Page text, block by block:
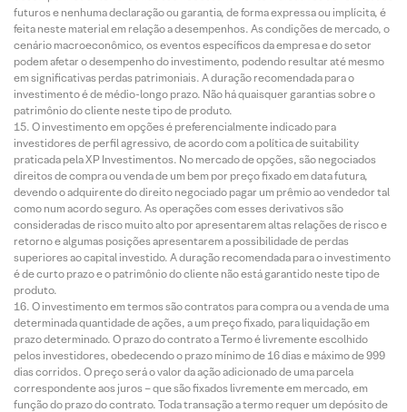
futuros e nenhuma declaração ou garantia, de forma expressa ou implícita, é
feita neste material em relação a desempenhos. As condições de mercado, o
cenário macroeconômico, os eventos específicos da empresa e do setor
podem afetar o desempenho do investimento, podendo resultar até mesmo
em significativas perdas patrimoniais. A duração recomendada para o
investimento é de médio-longo prazo. Não há quaisquer garantias sobre o
patrimônio do cliente neste tipo de produto.
O investimento em opções é preferencialmente indicado para
investidores de perfil agressivo, de acordo com a política de suitability
praticada pela XP Investimentos. No mercado de opções, são negociados
direitos de compra ou venda de um bem por preço fixado em data futura,
devendo o adquirente do direito negociado pagar um prêmio ao vendedor tal
como num acordo seguro. As operações com esses derivativos são
consideradas de risco muito alto por apresentarem altas relações de risco e
retorno e algumas posições apresentarem a possibilidade de perdas
superiores ao capital investido. A duração recomendada para o investimento
é de curto prazo e o patrimônio do cliente não está garantido neste tipo de
produto.
O investimento em termos são contratos para compra ou a venda de uma
determinada quantidade de ações, a um preço fixado, para liquidação em
prazo determinado. O prazo do contrato a Termo é livremente escolhido
pelos investidores, obedecendo o prazo mínimo de 16 dias e máximo de 999
dias corridos. O preço será o valor da ação adicionado de uma parcela
correspondente aos juros – que são fixados livremente em mercado, em
função do prazo do contrato. Toda transação a termo requer um depósito de